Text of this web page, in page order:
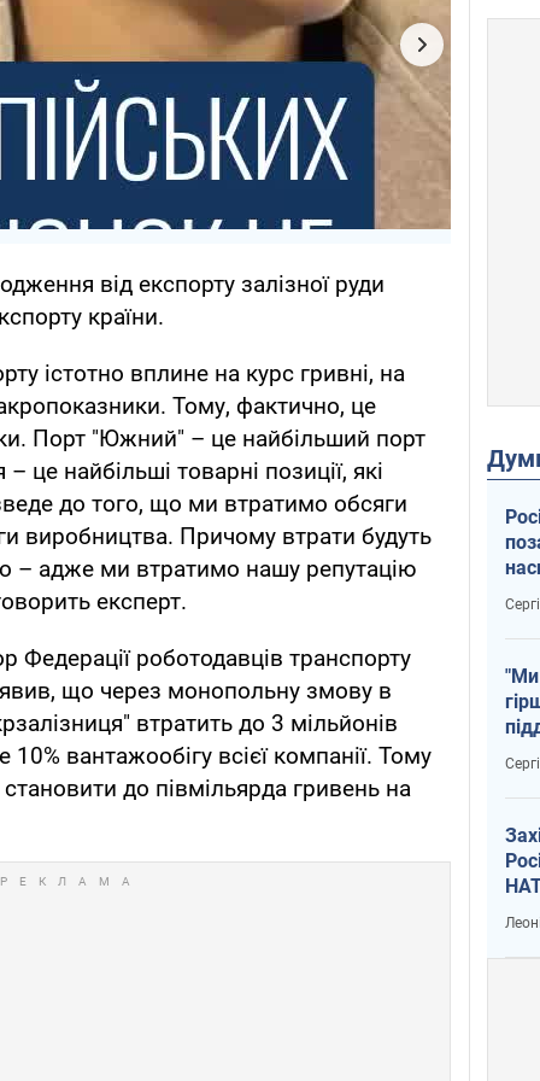
від експорту залізної руди
країни.
істотно вплине на курс гривні, на
Тому, фактично, це
Порт "Южний" – це найбільший порт
– це найбільші товарні позиції, які
до того, що ми втратимо обсяги
виробництва. Причому втрати будуть
– адже ми втратимо нашу репутацію
експерт.
Федерації роботодавців транспорту
що через монопольну змову в
втратить до 3 мільйонів
вантажообігу всієї компанії. Тому
до півмільярда гривень на
"Ми